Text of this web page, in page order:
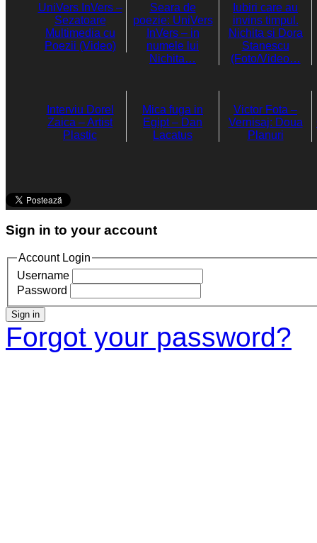
UniVers InVers –
Sezatoare
Multimedia cu
Poezii (Video)
Seara de
poezie: UniVers
InVers – in
numele lui
Nichita…
Iubiri care au
invins timpul.
Nichita si Dora
Stanescu
(Foto/Video…
Interviu Dorel
Zaica – Artist
Plastic
Mica fuga in
Egipt – Dan
Lacatus
Victor Fota –
Vernisaj: Doua
Planuri
Sign in to your account
Account Login
Username
Password
Sign in
Forgot your password?